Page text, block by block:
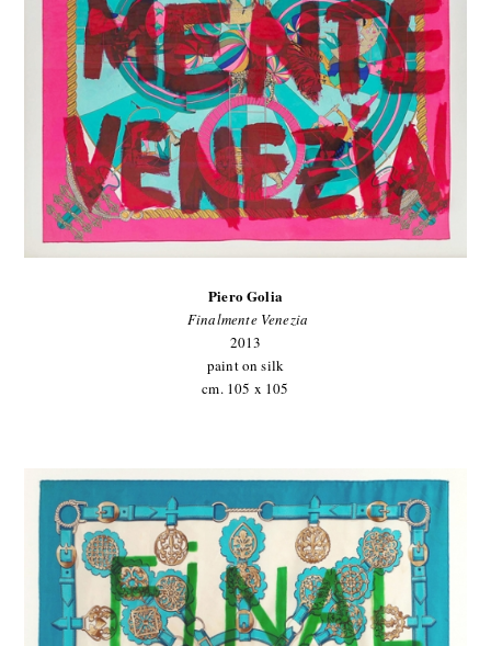
Piero Golia
Finalmente Venezia
2013
paint on silk
cm. 105 x 105